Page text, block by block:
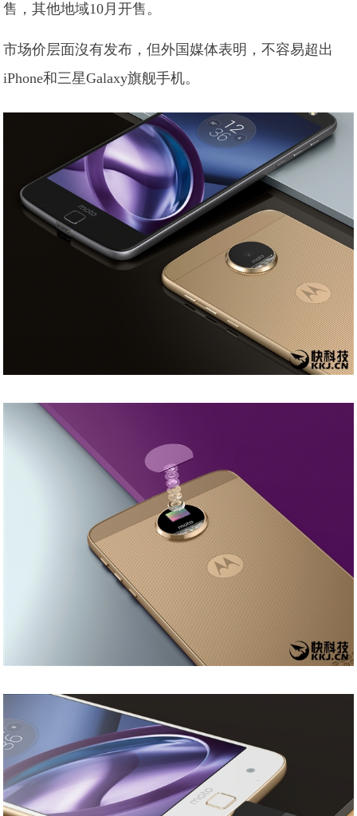
售，其他地域10月开售。
市场价层面沒有发布，但外国媒体表明，不容易超出
iPhone和三星Galaxy旗舰手机。